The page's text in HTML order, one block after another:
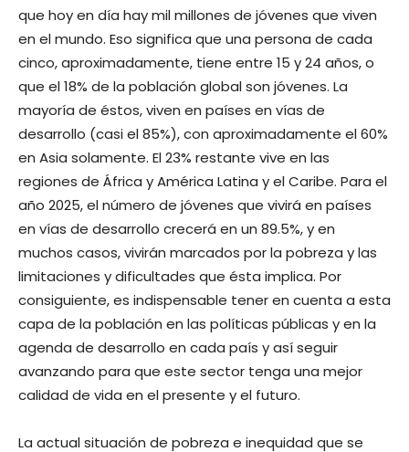
que hoy en día hay mil millones de jóvenes que viven
en el mundo. Eso significa que una persona de cada
cinco, aproximadamente, tiene entre 15 y 24 años, o
que el 18% de la población global son jóvenes. La
mayoría de éstos, viven en países en vías de
desarrollo (casi el 85%), con aproximadamente el 60%
en Asia solamente. El 23% restante vive en las
regiones de África y América Latina y el Caribe. Para el
año 2025, el número de jóvenes que vivirá en países
en vías de desarrollo crecerá en un 89.5%, y en
muchos casos, vivirán marcados por la pobreza y las
limitaciones y dificultades que ésta implica. Por
consiguiente, es indispensable tener en cuenta a esta
capa de la población en las políticas públicas y en la
agenda de desarrollo en cada país y así seguir
avanzando para que este sector tenga una mejor
calidad de vida en el presente y el futuro.
La actual situación de pobreza e inequidad que se